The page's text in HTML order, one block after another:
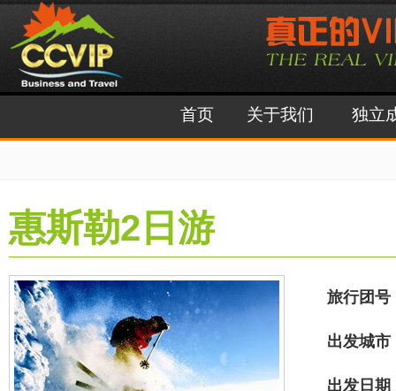
首页 关于我们 独立
惠斯勒2日游
旅行团号
出发城市
出发日期